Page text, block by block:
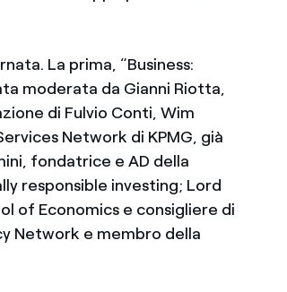
La prima, “Business:
moderata da Gianni Riotta,
di Fulvio Conti, Wim
Network di KPMG, già
fondatrice e AD della
responsible investing; Lord
of Economics e consigliere di
Network e membro della